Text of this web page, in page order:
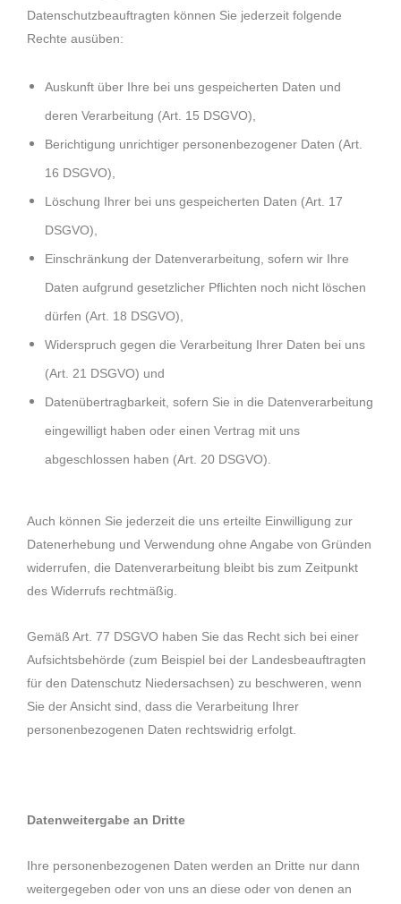
Datenschutzbeauftragten können Sie jederzeit folgende
Rechte ausüben:
Auskunft über Ihre bei uns gespeicherten Daten und
deren Verarbeitung (Art. 15 DSGVO),
Berichtigung unrichtiger personenbezogener Daten (Art.
16 DSGVO),
Löschung Ihrer bei uns gespeicherten Daten (Art. 17
DSGVO),
Einschränkung der Datenverarbeitung, sofern wir Ihre
Daten aufgrund gesetzlicher Pflichten noch nicht löschen
dürfen (Art. 18 DSGVO),
Widerspruch gegen die Verarbeitung Ihrer Daten bei uns
(Art. 21 DSGVO) und
Datenübertragbarkeit, sofern Sie in die Datenverarbeitung
eingewilligt haben oder einen Vertrag mit uns
abgeschlossen haben (Art. 20 DSGVO).
Auch können Sie jederzeit die uns erteilte Einwilligung zur
Datenerhebung und Verwendung ohne Angabe von Gründen
widerrufen, die Datenverarbeitung bleibt bis zum Zeitpunkt
des Widerrufs rechtmäßig.
Gemäß Art. 77 DSGVO haben Sie das Recht sich bei einer
Aufsichtsbehörde (zum Beispiel bei der Landesbeauftragten
für den Datenschutz Niedersachsen) zu beschweren, wenn
Sie der Ansicht sind, dass die Verarbeitung Ihrer
personenbezogenen Daten rechtswidrig erfolgt.
Datenweitergabe an Dritte
Ihre personenbezogenen Daten werden an Dritte nur dann
weitergegeben oder von uns an diese oder von denen an